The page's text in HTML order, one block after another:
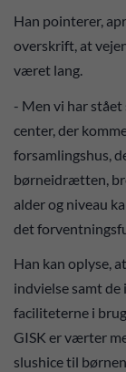
Han pointerer,
overskrift, at
været lang.
- Men vi har stået
center, der
forsamlingshus,
børneidrætten,
alder og niveau
det
Han kan oplyse,
indvielse samt
faciliteterne i
GISK er værter
slushice til